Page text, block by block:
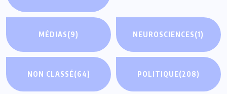
MÉDIAS(9) NEUROSCIENCES(1)
NON CLASSÉ(64) POLITIQUE(208)